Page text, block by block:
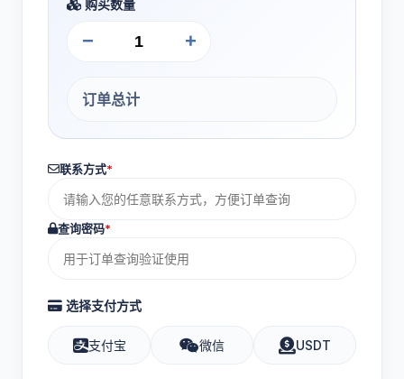
购买数量
− +
订单总计
联系方式*
查询密码*
选择支付方式
支付宝 微信 USDT